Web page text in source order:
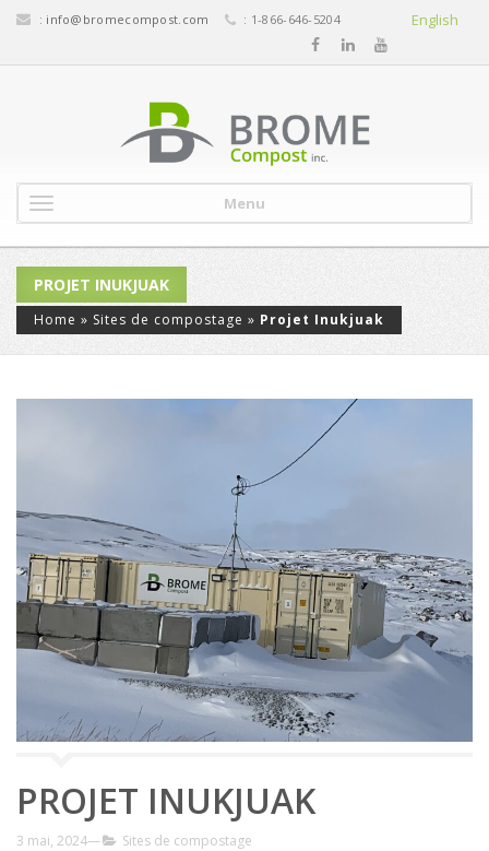
: info@bromecompost.com : 1-866-646-5204 English
Menu
PROJET INUKJUAK
Home » Sites de compostage » Projet Inukjuak
PROJET INUKJUAK
3 mai, 2024— Sites de compostage